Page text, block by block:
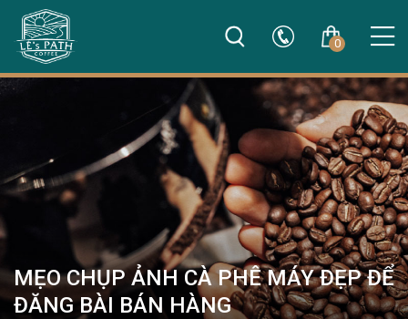
0
MẸO CHỤP ẢNH CÀ PHÊ MÁY ĐẸP ĐỂ
ĐĂNG BÀI BÁN HÀNG